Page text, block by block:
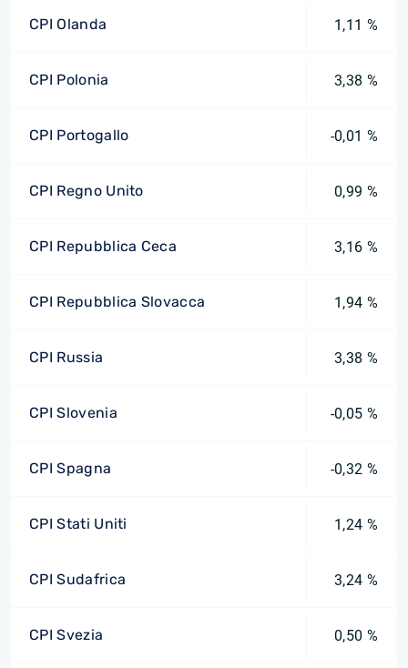
CPI Olanda 1,11 %
CPI Polonia 3,38 %
CPI Portogallo -0,01 %
CPI Regno Unito 0,99 %
CPI Repubblica Ceca 3,16 %
CPI Repubblica Slovacca 1,94 %
CPI Russia 3,38 %
CPI Slovenia -0,05 %
CPI Spagna -0,32 %
CPI Stati Uniti 1,24 %
CPI Sudafrica 3,24 %
CPI Svezia 0,50 %